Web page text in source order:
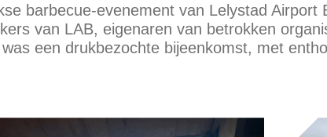
barbecue-evenement van Lelystad Airport
van LAB, eigenaren van betrokken
een drukbezochte bijeenkomst, met